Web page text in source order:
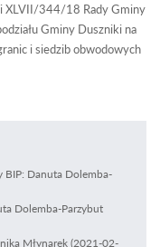
XLVII/344/18 Rady Gminy
Gminy Duszniki na
i siedzib obwodowych
Danuta Dolemba-
Dolemba-Parzybut
Młynarek (2021-02-